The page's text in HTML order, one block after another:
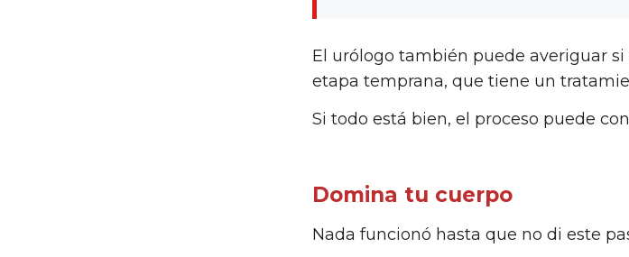
El urólogo también puede averiguar
etapa temprana, que tiene un
Si todo está bien, el proceso puede
Domina tu cuerpo
Nada funcionó hasta que no di este